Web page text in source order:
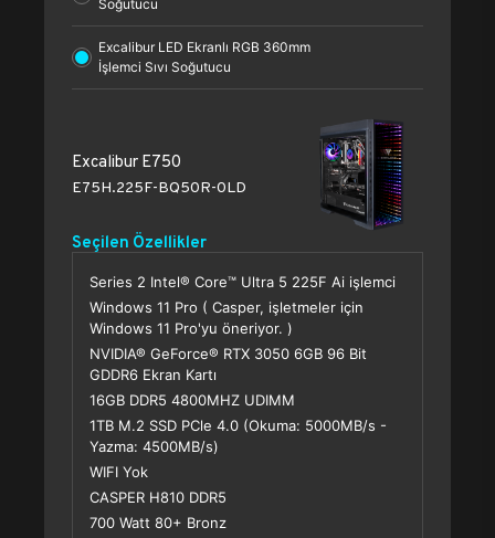
Soğutucu
Excalibur LED Ekranlı RGB 360mm
İşlemci Sıvı Soğutucu
Excalibur E750
E75H.225F-BQ50R-0LD
Seçilen Özellikler
Series 2 Intel® Core™ Ultra 5 225F Ai işlemci
Windows 11 Pro ( Casper, işletmeler için
Windows 11 Pro'yu öneriyor. )
NVIDIA® GeForce® RTX 3050 6GB 96 Bit
GDDR6 Ekran Kartı
16GB DDR5 4800MHZ UDIMM
1TB M.2 SSD PCle 4.0 (Okuma: 5000MB/s -
Yazma: 4500MB/s)
WIFI Yok
CASPER H810 DDR5
700 Watt 80+ Bronz